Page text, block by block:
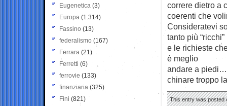
correre dietro a
coerenti che
Consideratevi
tanto più
e le richieste
è meglio
andare a
chinare troppo
This entry was posted
Eugenetica (3)
Europa (1.314)
Fassino (13)
federalismo (167)
Ferrara (21)
Ferretti (6)
ferrovie (133)
finanziaria (325)
Fini (821)